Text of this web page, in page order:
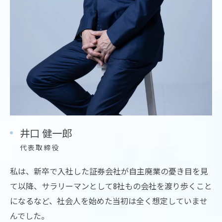
井口 健一郎
代表取締役
私は、新卒で入社した証券会社が自主廃業の憂き目を見
て以降、サラリーマンとして8社もの会社を渡り歩くこと
になるなど、社会人を始めた当初は全く想定していませ
んでした。